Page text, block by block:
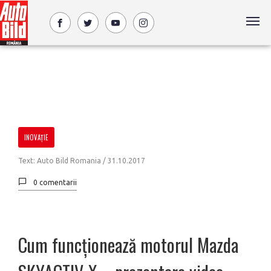
INOVAŢIE
Text: Auto Bild Romania / 31.10.2017
0 comentarii
Cum funcţionează motorul Mazda